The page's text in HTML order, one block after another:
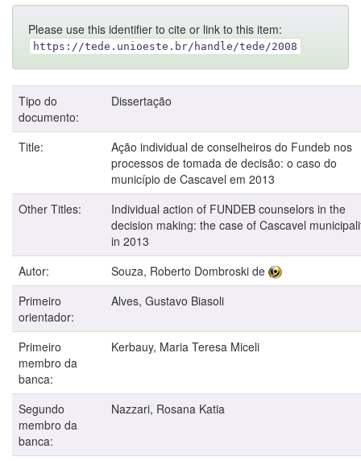
Please use this identifier to cite or link to this item:
https://tede.unioeste.br/handle/tede/2008
Tipo do
documento:
Dissertação
Title:
Ação individual de conselheiros do Fundeb nos
processos de tomada de decisão: o caso do
município de Cascavel em 2013
Other Titles:
Individual action of FUNDEB counselors in the
decision making: the case of Cascavel
in 2013
Autor:
Souza, Roberto Dombroski de
Primeiro
orientador:
Alves, Gustavo Biasoli
Primeiro
membro da
banca:
Kerbauy, Maria Teresa Miceli
Segundo
membro da
banca:
Nazzari, Rosana Katia